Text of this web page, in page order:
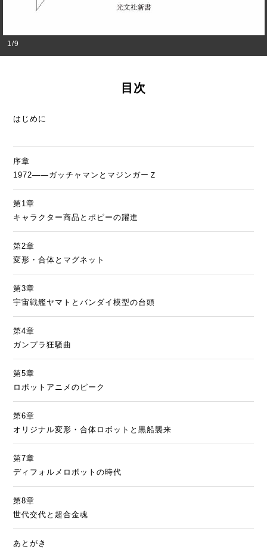
1/9
目次
はじめに
序章
1972――ガッチャマンとマジンガーＺ
第1章
キャラクター商品とポピーの躍進
第2章
変形・合体とマグネット
第3章
宇宙戦艦ヤマトとバンダイ模型の台頭
第4章
ガンプラ狂騒曲
第5章
ロボットアニメのピーク
第6章
オリジナル変形・合体ロボットと黒船襲来
第7章
ディフォルメロボットの時代
第8章
世代交代と超合金魂
あとがき